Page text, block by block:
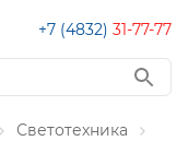
+7 (4832) 31-77-77
Светотехника